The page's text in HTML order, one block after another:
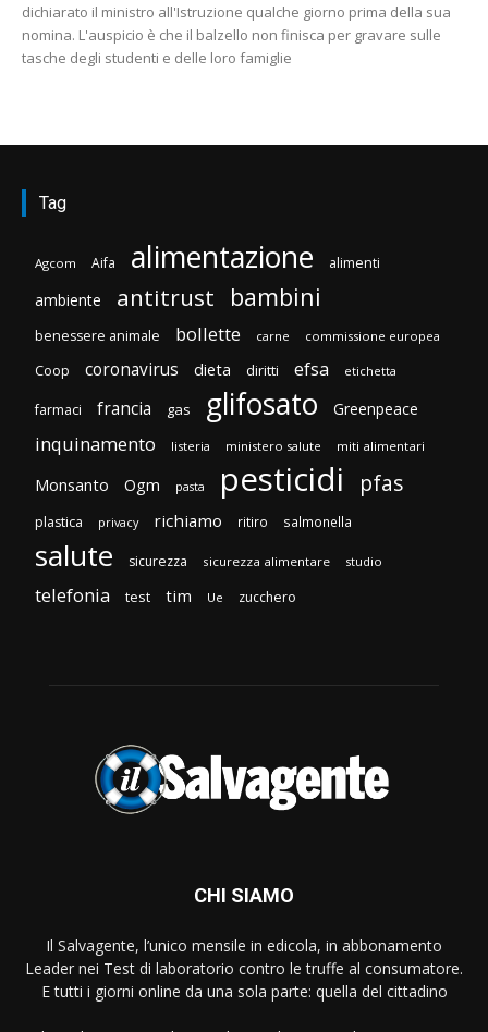
dichiarato il ministro all'Istruzione qualche giorno prima della sua
nomina. L'auspicio è che il balzello non finisca per gravare sulle
tasche degli studenti e delle loro famiglie
Tag
Agcom Aifa alimentazione alimenti
ambiente antitrust bambini
benessere animale bollette carne commissione europea
Coop coronavirus dieta diritti efsa etichetta
farmaci francia gas glifosato Greenpeace
inquinamento listeria ministero salute miti alimentari
Monsanto Ogm pasta pesticidi pfas
plastica privacy richiamo ritiro salmonella
salute sicurezza sicurezza alimentare studio
telefonia test tim Ue zucchero
CHI SIAMO
Il Salvagente, l’unico mensile in edicola, in abbonamento
Leader nei Test di laboratorio contro le truffe al consumatore.
E tutti i giorni online da una sola parte: quella del cittadino